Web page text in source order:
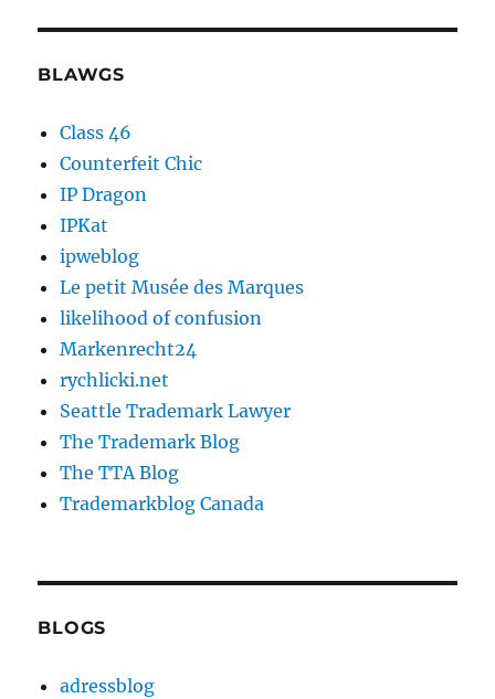
BLAWGS
Class 46
Counterfeit Chic
IP Dragon
IPKat
ipweblog
Le petit Musée des Marques
likelihood of confusion
Markenrecht24
rychlicki.net
Seattle Trademark Lawyer
The Trademark Blog
The TTA Blog
Trademarkblog Canada
BLOGS
adressblog